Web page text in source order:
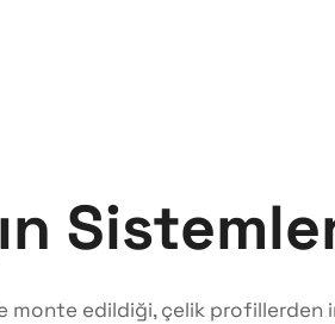
edildiği, çelik profillerden